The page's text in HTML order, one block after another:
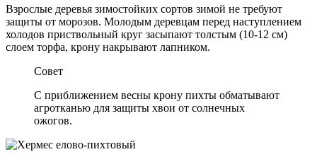
Взрослые деревья зимостойких сортов зимой не требуют
защиты от морозов. Молодым деревцам перед наступлением
холодов приствольный круг засыпают толстым (10-12 см)
слоем торфа, крону накрывают лапником.
Совет
С приближением весны крону пихты обматывают
агротканью для защиты хвои от солнечных
ожогов.